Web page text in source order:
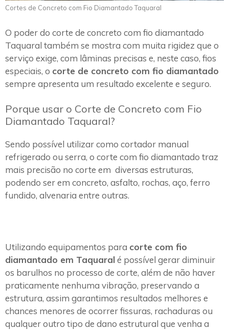
Cortes de Concreto com Fio Diamantado Taquaral
O poder do corte de concreto com fio diamantado
Taquaral também se mostra com muita rigidez que o
serviço exige, com lâminas precisas e, neste caso, fios
especiais, o corte de concreto com fio diamantado
sempre apresenta um resultado excelente e seguro.
Porque usar o Corte de Concreto com Fio
Diamantado Taquaral?
Sendo possível utilizar como cortador manual
refrigerado ou serra, o corte com fio diamantado traz
mais precisão no corte em diversas estruturas,
podendo ser em concreto, asfalto, rochas, aço, ferro
fundido, alvenaria entre outras.
Utilizando equipamentos para corte com fio
diamantado em Taquaral é possível gerar diminuir
os barulhos no processo de corte, além de não haver
praticamente nenhuma vibração, preservando a
estrutura, assim garantimos resultados melhores e
chances menores de ocorrer fissuras, rachaduras ou
qualquer outro tipo de dano estrutural que venha a